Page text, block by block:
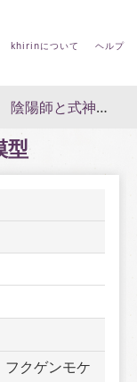
khirinについて ヘルプ
陰陽師と式神・外道 復元模型
型
クゲンモケ